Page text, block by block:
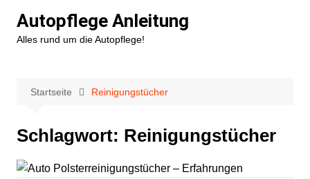
Inhalt
springen
Autopflege Anleitung
Alles rund um die Autopflege!
Startseite Reinigungstücher
Schlagwort: Reinigungstücher